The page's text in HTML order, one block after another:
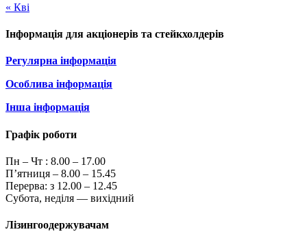
« Кві
Інформація для акціонерів та стейкхолдерів
Регулярна інформація
Особлива інформація
Інша інформація
Графік роботи
Пн – Чт : 8.00 – 17.00
П’ятниця – 8.00 – 15.45
Перерва: з 12.00 – 12.45
Субота, неділя — вихідний
Лізингоодержувачам